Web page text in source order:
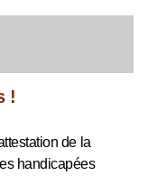
!
de la
handicapées